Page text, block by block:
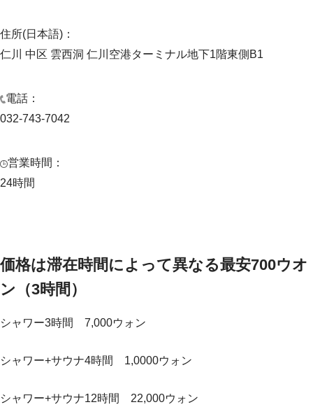
住所(日本語) ：
仁川 中区 雲西洞 仁川空港ターミナル地下1階東側B1
電話：
032-743-7042
営業時間：
24時間
価格は滞在時間によって異なる最安700ウオ
ン（3時間）
シャワー3時間 7,000ウォン
シャワー+サウナ4時間 1,0000ウォン
シャワー+サウナ12時間 22,000ウォン